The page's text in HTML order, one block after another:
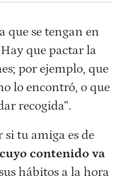
que se tengan en
que pactar la
por ejemplo, que
lo encontró, o que
recogida”.
si tu amiga es de
contenido va
hábitos a la hora